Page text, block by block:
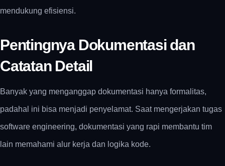
mendukung efisiensi.
Pentingnya Dokumentasi dan
Catatan Detail
Banyak yang menganggap dokumentasi hanya formalitas,
padahal ini bisa menjadi penyelamat. Saat mengerjakan tugas
software engineering, dokumentasi yang rapi membantu tim
lain memahami alur kerja dan logika kode.